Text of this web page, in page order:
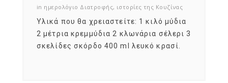
in ημερολόγιο Διατροφής, ιστορίες της Κουζίνας
Υλικά που θα χρειαστείτε: 1 κιλό μύδια
2 μέτρια κρεμμύδια 2 κλωνάρια σέλερι 3
σκελίδες σκόρδο 400 ml λευκό κρασί.